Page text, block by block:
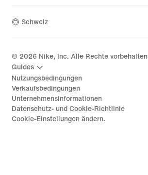
Schweiz
© 2026 Nike, Inc. Alle Rechte vorbehalten
Guides
Nutzungsbedingungen
Verkaufsbedingungen
Unternehmensinformationen
Datenschutz- und Cookie-Richtlinie
Cookie-Einstellungen ändern.